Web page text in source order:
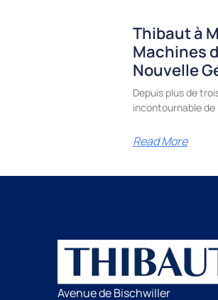
Thibaut à
Machines
Nouvelle
Depuis plus de
incontournable de
Read More
Avenue de Bischwiller